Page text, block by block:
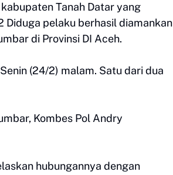
Tanah Datar yang
pelaku berhasil diamankan
di Provinsi DI Aceh.
(24/2) malam. Satu dari dua
Kombes Pol Andry
hubungannya dengan